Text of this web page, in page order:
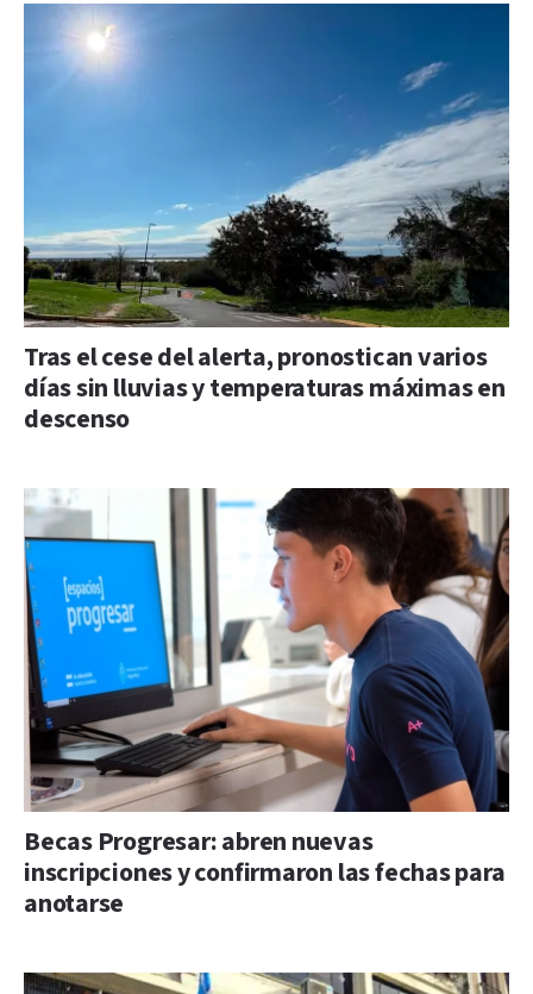
Tras el cese del alerta, pronostican varios
días sin lluvias y temperaturas máximas en
descenso
Becas Progresar: abren nuevas
inscripciones y confirmaron las fechas para
anotarse